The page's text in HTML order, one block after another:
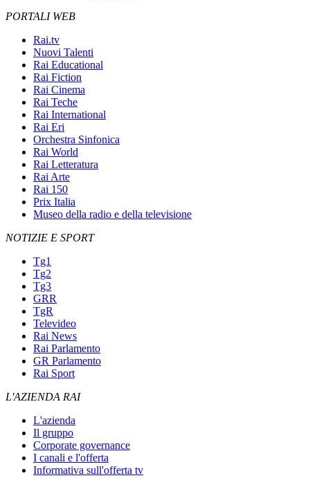
PORTALI WEB
Rai.tv
Nuovi Talenti
Rai Educational
Rai Fiction
Rai Cinema
Rai Teche
Rai International
Rai Eri
Orchestra Sinfonica
Rai World
Rai Letteratura
Rai Arte
Rai 150
Prix Italia
Museo della radio e della televisione
NOTIZIE E SPORT
Tg1
Tg2
Tg3
GRR
TgR
Televideo
Rai News
Rai Parlamento
GR Parlamento
Rai Sport
L'AZIENDA RAI
L'azienda
Il gruppo
Corporate governance
I canali e l'offerta
Informativa sull'offerta tv